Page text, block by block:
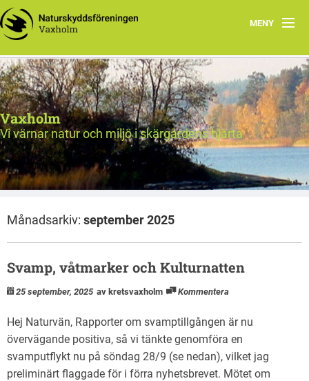
MENY
Välkommen!
Nyheter
Verksamhet
Natur & miljö
Om oss
Vaxholm
Vi värnar natur och miljö i skärgårdens hjärta
Månadsarkiv: september 2025
Svamp, våtmarker och Kulturnatten
25 september, 2025 av kretsvaxholm Kommentera
Hej Naturvän, Rapporter om svamptillgången är nu
övervägande positiva, så vi tänkte genomföra en
svamputflykt nu på söndag 28/9 (se nedan), vilket jag
preliminärt flaggade för i förra nyhetsbrevet. Mötet om